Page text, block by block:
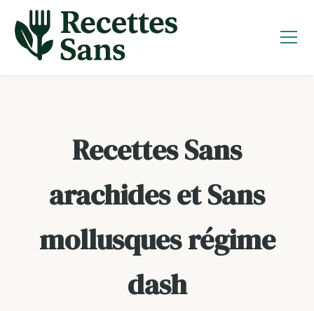
contenu
Recettes Sans
arachides et Sans
mollusques régime
dash